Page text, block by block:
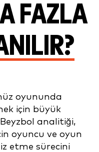
FAZLA
oyununda
için büyük
analitiği,
oyuncu ve oyun
etme sürecini